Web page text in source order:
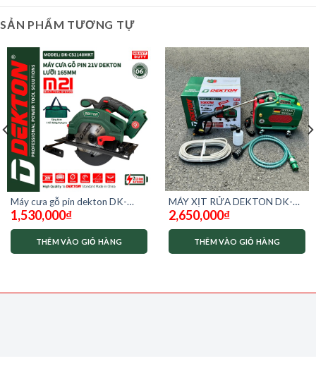
SẢN PHẨM TƯƠNG TỰ
Máy cưa gỗ pin dekton DK-
CS2140MKT ( chưa pin sạc)
1,530,000₫
THÊM VÀO GIỎ HÀNG
MÁY XỊT RỬA DEKTON DK-
CWR3000F ( 3000 W) – CHỈNH
ÁP – DÂY 12M
2,650,000₫
THÊM VÀO GIỎ HÀNG